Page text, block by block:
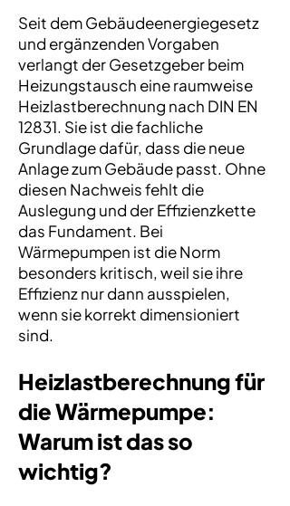
Seit dem Gebäudeenergiegesetz
und ergänzenden Vorgaben
verlangt der Gesetzgeber beim
Heizungstausch eine raumweise
Heizlastberechnung nach DIN EN
12831. Sie ist die fachliche
Grundlage dafür, dass die neue
Anlage zum Gebäude passt. Ohne
diesen Nachweis fehlt die
Auslegung und der Effizienzkette
das Fundament. Bei
Wärmepumpen ist die Norm
besonders kritisch, weil sie ihre
Effizienz nur dann ausspielen,
wenn sie korrekt dimensioniert
sind.
Heizlastberechnung für
die Wärmepumpe:
Warum ist das so
wichtig?